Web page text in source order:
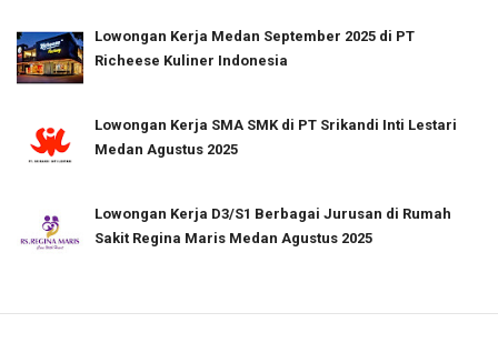
Lowongan Kerja Medan September 2025 di PT
Richeese Kuliner Indonesia
Lowongan Kerja SMA SMK di PT Srikandi Inti Lestari
Medan Agustus 2025
Lowongan Kerja D3/S1 Berbagai Jurusan di Rumah
Sakit Regina Maris Medan Agustus 2025